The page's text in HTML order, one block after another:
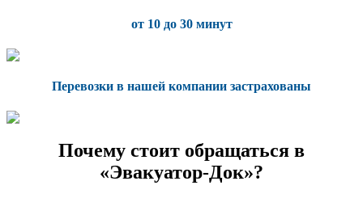
от 10 до 30 минут
Перевозки в нашей компании застрахованы
Почему стоит обращаться в
«Эвакуатор-Док»?